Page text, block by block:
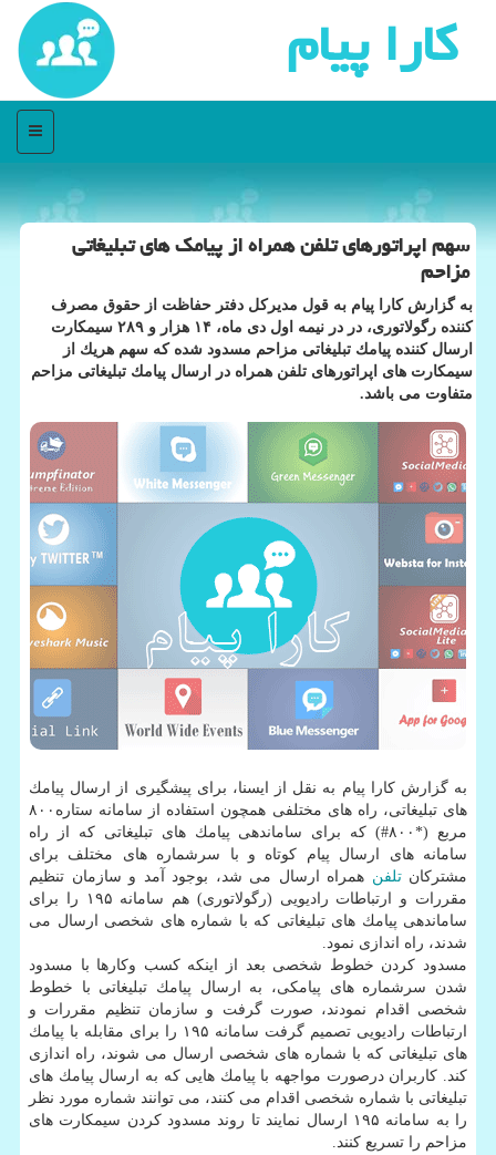
كارا پیام
منو
سهم اپراتورهای تلفن همراه از پیامك های تبلیغاتی
مزاحم
به گزارش كارا پیام به قول مدیركل دفتر حفاظت از حقوق مصرف
كننده رگولاتوری، در در نیمه اول دی ماه، ۱۴ هزار و ۲۸۹ سیمكارت
ارسال كننده پیامك تبلیغاتی مزاحم مسدود شده كه سهم هریك از
سیمكارت های اپراتورهای تلفن همراه در ارسال پیامك تبلیغاتی مزاحم
متفاوت می باشد.
به گزارش كارا پیام به نقل از ایسنا، برای پیشگیری از ارسال پیامك
های تبلیغاتی، راه های مختلفی همچون استفاده از سامانه ستاره۸۰۰
مربع (*۸۰۰#) كه برای ساماندهی پیامك های تبلیغاتی كه از راه
سامانه های ارسال پیام كوتاه و با سرشماره های مختلف برای
مشتركانتلفن همراه ارسال می شد، بوجود آمد و سازمان تنظیم
مقررات و ارتباطات رادیویی (رگولاتوری) هم سامانه ۱۹۵ را برای
ساماندهی پیامك های تبلیغاتی كه با شماره های شخصی ارسال می
شدند، راه اندازی نمود.
مسدود كردن خطوط شخصی بعد از اینكه كسب وكارها با مسدود
شدن سرشماره های پیامكی، به ارسال پیامك تبلیغاتی با خطوط
شخصی اقدام نمودند، صورت گرفت و سازمان تنظیم مقررات و
ارتباطات رادیویی تصمیم گرفت سامانه ۱۹۵ را برای مقابله با پیامك
های تبلیغاتی كه با شماره های شخصی ارسال می شوند، راه اندازی
كند. كاربران درصورت مواجهه با پیامك هایی كه به ارسال پیامك های
تبلیغاتی با شماره شخصی اقدام می كنند، می توانند شماره مورد نظر
را به سامانه ۱۹۵ ارسال نمایند تا روند مسدود كردن سیمكارت های
مزاحم را تسریع كنند.